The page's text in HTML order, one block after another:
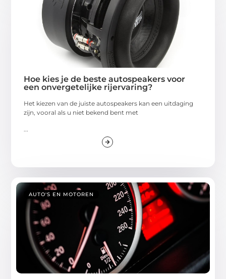
Hoe kies je de beste autospeakers voor
een onvergetelijke rijervaring?
Het kiezen van de juiste autospeakers kan een uitdaging
zijn, vooral als u niet bekend bent met
AUTO'S EN MOTOREN